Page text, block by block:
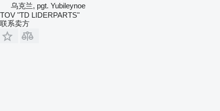
乌克兰, pgt. Yubileynoe
TOV "TD LIDERPARTS"
联系卖方